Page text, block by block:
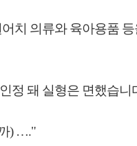
치 의류와 육아용품
정 돼 실형은 면했습니
) …."